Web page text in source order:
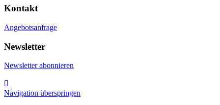
Kontakt
Angebotsanfrage
Newsletter
Newsletter abonnieren

Navigation überspringen